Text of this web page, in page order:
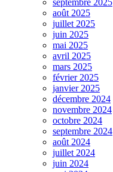
août 2025
juillet 2025
juin 2025
mai 2025
avril 2025
mars 2025
février 2025
janvier 2025
décembre 2024
novembre 2024
octobre 2024
septembre 2024
août 2024
juillet 2024
juin 2024